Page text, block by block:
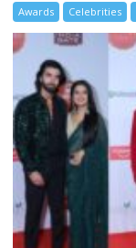
Awards Celebrities